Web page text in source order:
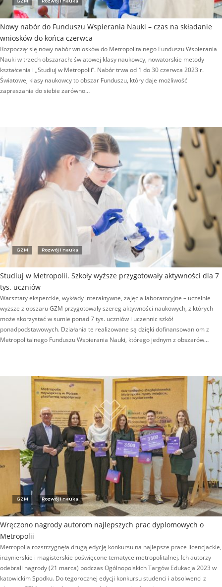
Nowy nabór do Funduszu Wspierania Nauki – czas na składanie
wniosków do końca czerwca
Rozpoczął się nowy nabór wniosków do Metropolitalnego Funduszu Wspierania
Nauki w trzech obszarach: światowej klasy naukowcy, nowatorskie metody
kształcenia i „Studiuj w Metropolii”. Nabór trwa od 1 do 30 czerwca 2023 r.
Światowej klasy naukowcy to obszar Funduszu, który daje możliwość
zapraszania do siebie zarówno…
GZM Rozwój i nauka
Studiuj w Metropolii. Szkoły wyższe przygotowały aktywności dla 7
tys. uczniów
Warsztaty eksperckie, wykłady interaktywne, zajęcia laboratoryjne – uczelnie
wyższe z obszaru GZM przygotowały szereg aktywności naukowych, z których
może skorzystać w sumie ponad 7 tys. uczniów i uczennic szkół
ponadpodstawowych. Działania te realizowane są dzięki dofinansowaniom z
Metropolitalnego Funduszu Wspierania Nauki, którego jednym z obszarów…
GZM Rozwój i nauka
Wręczono nagrody autorom najlepszych prac dyplomowych o
Metropolii
Metropolia rozstrzygnęła drugą edycję konkursu na najlepsze prace licencjackie,
inżynierskie i magisterskie poświęcone tematyce metropolitalnej. Ich autorzy
odebrali nagrody (21 marca) podczas Ogólnopolskich Targów Edukacja 2023 w
katowickim Spodku. Do tegorocznej edycji konkursu studenci i absolwenci z